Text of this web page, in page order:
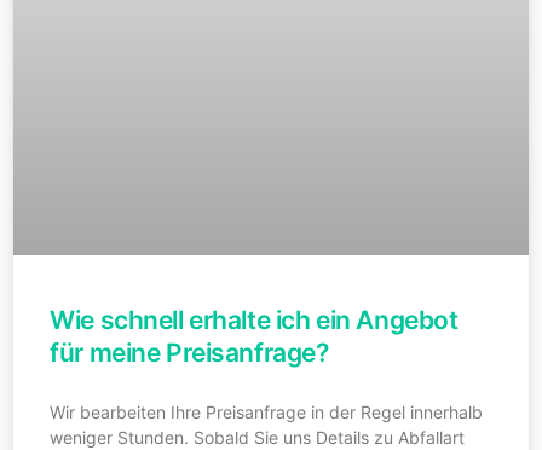
Wie schnell erhalte ich ein Angebot
für meine Preisanfrage?
Wir bearbeiten Ihre Preisanfrage in der Regel innerhalb
weniger Stunden. Sobald Sie uns Details zu Abfallart